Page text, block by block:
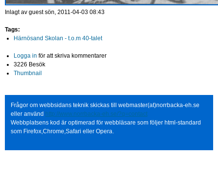
Inlagt av guest sön, 2011-04-03 08:43
Tags:
Härnösand Skolan - t.o.m 40-talet
Logga in för att skriva kommentarer
3226 Besök
Thumbnail
Frågor om webbsidans teknik skickas till webmaster(at)norrbacka-eh.se
eller använd http://www.norrbacka-eh.se/?q=contact
Webbplatsens kod är optimerad för webbläsare som följer html-standard
som Firefox,Chrome,Safari eller Opera.